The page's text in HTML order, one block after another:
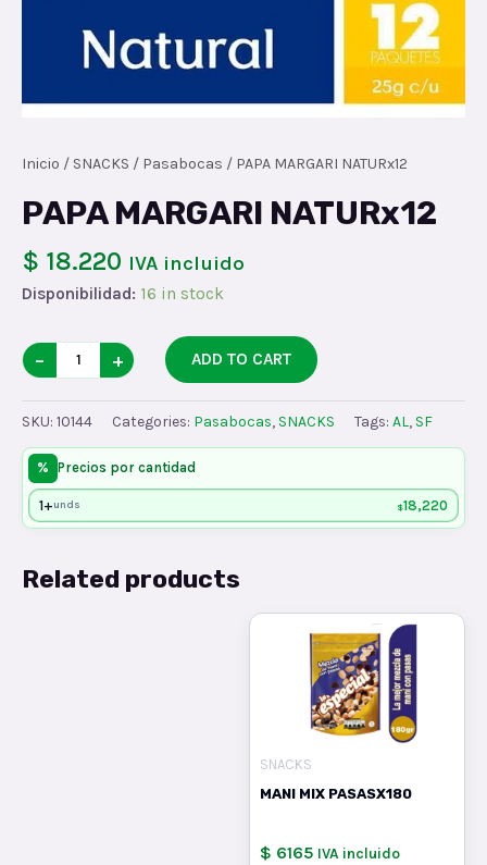
Inicio / SNACKS / Pasabocas / PAPA MARGARI NATURx12
PAPA MARGARI NATURx12
$ 18.220 IVA incluido
Disponibilidad: 16 in stock
PAPA
MARGARI
NATURx12
quantity
− + ADD TO CART
SKU: 10144 Categories: Pasabocas, SNACKS Tags: AL, SF
% Precios por cantidad
1+unds $18,220
Related products
SNACKS
MANI MIX PASASX180
$ 6165 IVA incluido